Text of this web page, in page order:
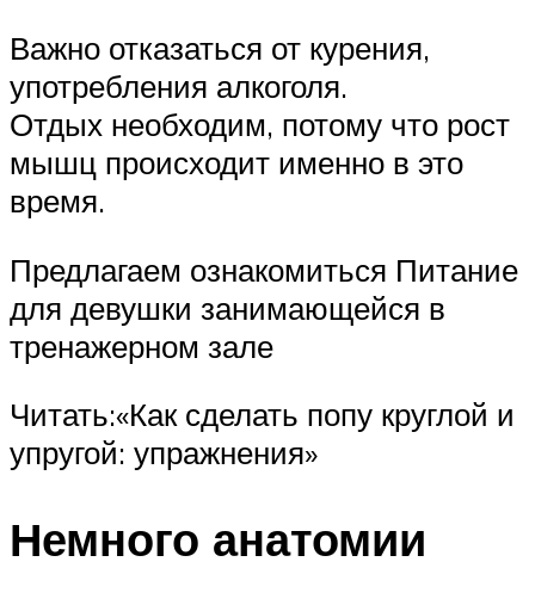
Важно отказаться от курения,
употребления алкоголя.
Отдых необходим, потому что рост
мышц происходит именно в это
время.
Предлагаем ознакомиться Питание
для девушки занимающейся в
тренажерном зале
Читать:«Как сделать попу круглой и
упругой: упражнения»
Немного анатомии